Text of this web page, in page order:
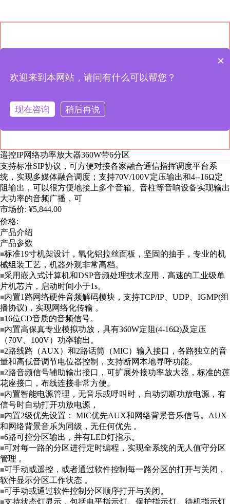
遥控IP网络功率放大器360W带6分区
支持标准SIP协议，可方便对接各家融合通信指挥调度平台系
统，实现多媒体融合调度；支持70V/100V定压输出和4--16Ω定
阻输出，可以很方便地接上多个音箱、音柱等音响设备实现输出
大功率的音频广播，可
市场价: ¥5,844.00
价格:
产品介绍
产品参数
■标准19寸机架设计，氧化铝拉丝面板，坚固的抽手，专业的机
械组装工艺，机器外观非常高档。
■采用嵌入式计算机和DSP音频处理技术应用，高速的工业级单
片机芯片，启动时间小于1s。
■内置1路网络硬件音频解码模块，支持TCP/IP、UDP、IGMP(组
播协议)，实现网络化传输 。
■16位CD音质的音频信号。
■内置高保真专业模拟功放，具有360W定阻(4-16Ω)及定压
（70V、100V）功率输出。
■2路线路（AUX）和2路话筒（MIC）输入接口，各路独立的音
量和高低音调节电位器控制，支持断网本地寻呼功能。
■2路音频信号辅助输出接口，可扩展外接功率放大器，标准的莲
花座接口，布线连接非常方便。
■内置智能电源管理，无音乐或呼叫时，自动切断功放电源，有
信号时自动打开功放电源，
■内置2级优先设置： MIC优先AUX和网络背景音乐信号。AUX
和网络背景音乐为同级，无任何优先 。
■6路可控分区输出，并有LED灯指示。
■可对每一路的分区进行定时编程，实现全系统的无人值守分区
管理 。
■可手动或遥控，或者通过软件控制每一路分区的打开与关闭，
软件显示分区工作状态 。
■可手动或通过软件控制分区顺序打开与关闭。
■支持状态灯显示，包括电平指示灯、保护指示灯、待机指示灯
×
欢迎来到本网站，请问有什么可以帮您？
现在咨询 稍后再说